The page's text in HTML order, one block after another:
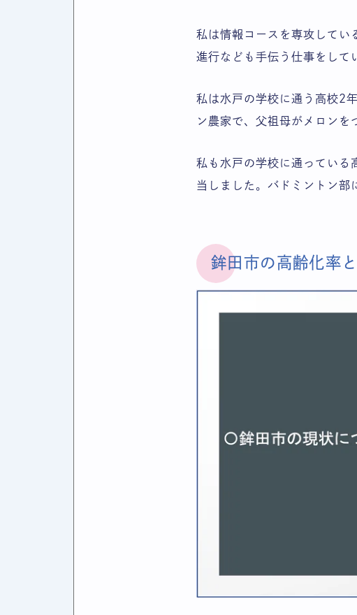
私は情報コースを専攻してい
進行なども手伝う仕事をして
私は水戸の学校に通う高校2
ン農家で、父祖母がメロンを
私も水戸の学校に通っている
当しました。バドミントン部
鉾田市の高齢化率